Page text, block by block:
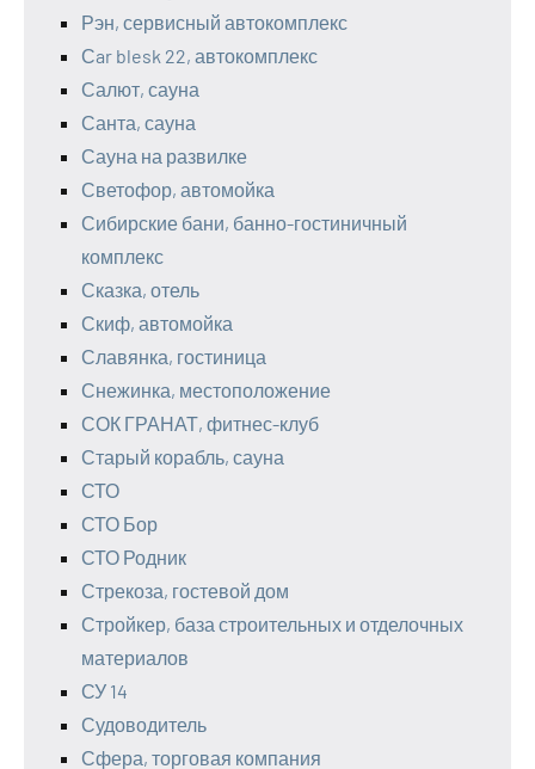
Рэн, сервисный автокомплекс
Сar blesk 22, автокомплекс
Салют, сауна
Санта, сауна
Сауна на развилке
Светофор, автомойка
Сибирские бани, банно-гостиничный
комплекс
Сказка, отель
Скиф, автомойка
Славянка, гостиница
Снежинка, местоположение
СОК ГРАНАТ, фитнес-клуб
Старый корабль, сауна
СТО
СТО Бор
СТО Родник
Стрекоза, гостевой дом
Стройкер, база строительных и отделочных
материалов
СУ 14
Судоводитель
Сфера, торговая компания